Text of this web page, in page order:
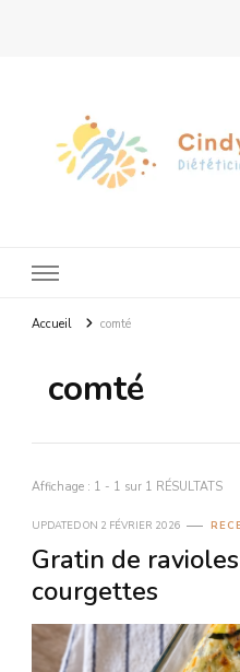
Accueil comté
comté
Affichage : 1 - 1 sur 1 RÉSULTATS
UPDATED ON 2 FÉVRIER 2026
Gratin de
courgettes